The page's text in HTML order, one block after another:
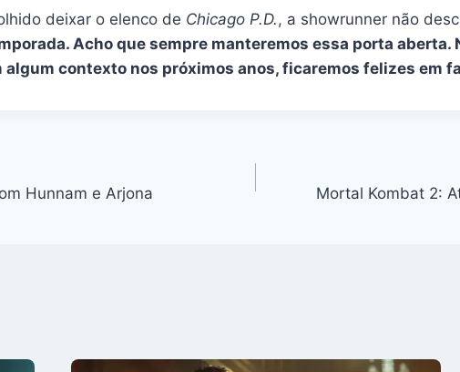
deixar o elenco de Chicago P.D. , a showrunner não
Acho que sempre manteremos essa porta aberta.
contexto nos próximos anos, ficaremos felizes em
Hunnam e Arjona Mortal Kombat 2: